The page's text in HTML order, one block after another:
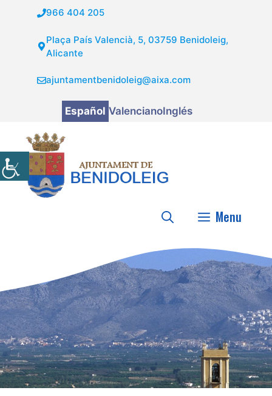
contenido
966 404 205
Plaça País Valencià, 5, 03759 Benidoleig,
Alicante
ajuntamentbenidoleig@aixa.com
Español ValencianoInglés
Menu